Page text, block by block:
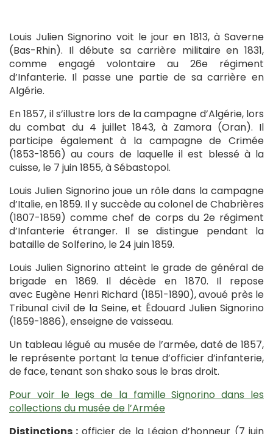
Louis Julien Signorino voit le jour en 1813, à Saverne
(Bas-Rhin). Il débute sa carrière militaire en 1831,
comme engagé volontaire au 26e régiment
d’Infanterie. Il passe une partie de sa carrière en
Algérie.
En 1857, il s’illustre lors de la campagne d’Algérie, lors
du combat du 4 juillet 1843, à Zamora (Oran). Il
participe également à la campagne de Crimée
(1853-1856) au cours de laquelle il est blessé à la
cuisse, le 7 juin 1855, à Sébastopol.
Louis Julien Signorino joue un rôle dans la campagne
d’Italie, en 1859. Il y succède au colonel de Chabrières
(1807-1859) comme chef de corps du 2e régiment
d’Infanterie étranger. Il se distingue pendant la
bataille de Solferino, le 24 juin 1859.
Louis Julien Signorino atteint le grade de général de
brigade en 1869. Il décède en 1870. Il repose
avec Eugène Henri Richard (1851-1890), avoué près le
Tribunal civil de la Seine, et Édouard Julien Signorino
(1859-1886), enseigne de vaisseau.
Un tableau légué au musée de l’armée, daté de 1857,
le représente portant la tenue d’officier d’infanterie,
de face, tenant son shako sous le bras droit.
Pour voir le legs de la famille Signorino dans les
collections du musée de l’Armée
Distinctions : officier de la Légion d’honneur (7 juin